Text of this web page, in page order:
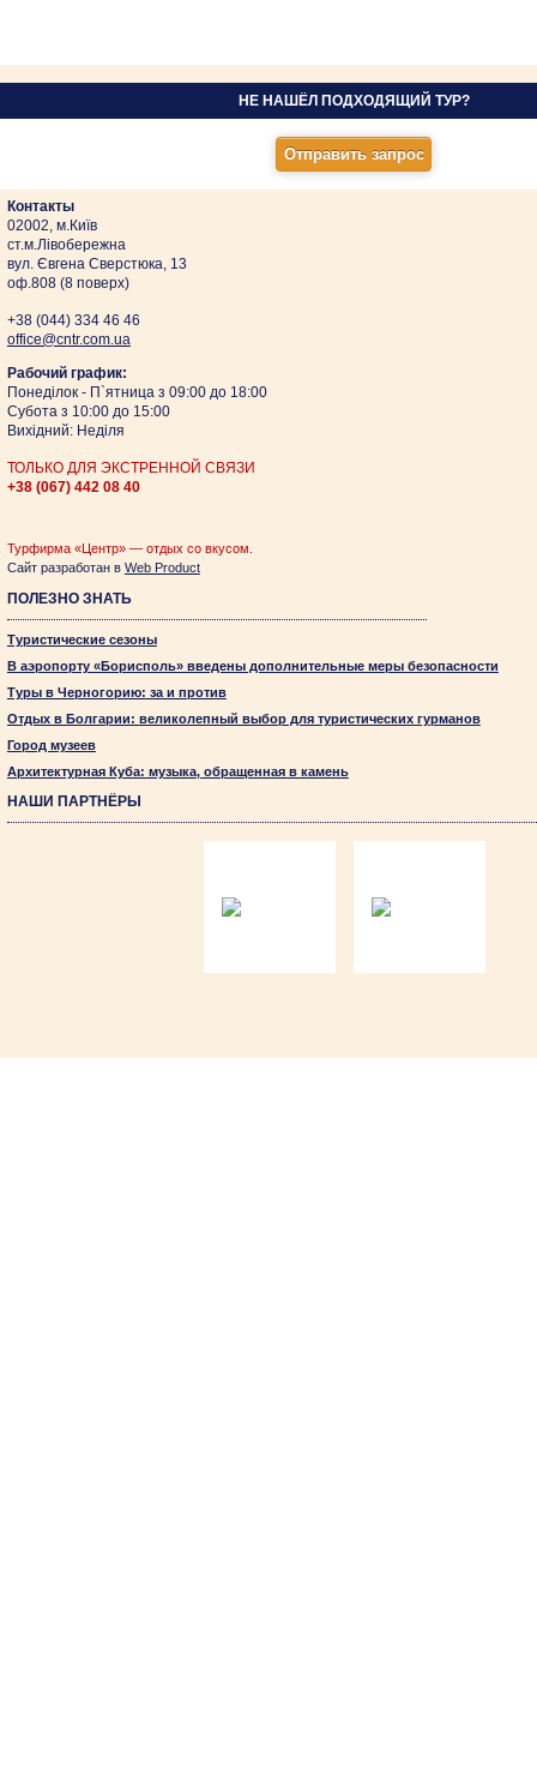
НЕ НАШЁЛ ПОДХОДЯЩИЙ ТУР?
Контакты
02002, м.Київ
ст.м.Лівобережна
вул. Євгена Сверстюка, 13
оф.808 (8 поверх)
+38 (044) 334 46 46
оffice@cntr.com.ua
Рабочий график:
Понеділок - П`ятница з 09:00 до 18:00
Субота з 10:00 до 15:00
Вихідний: Неділя
ТОЛЬКО ДЛЯ ЭКСТРЕННОЙ СВЯЗИ
+38 (067) 442 08 40
Турфирма «Центр» — отдых со вкусом.
Сайт разработан в Web Product
ПОЛЕЗНО ЗНАТЬ
Туристические сезоны
В аэропорту «Борисполь» введены дополнительные меры безопасности
Туры в Черногорию: за и против
Отдых в Болгарии: великолепный выбор для туристических гурманов
Город музеев
Архитектурная Куба: музыка, обращенная в камень
НАШИ ПАРТНЁРЫ